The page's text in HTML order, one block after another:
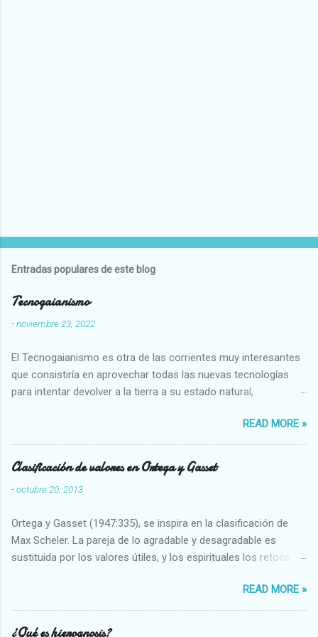
Entradas populares de este blog
Tecnogaianismo
-noviembre 23, 2022
El Tecnogaianismo es otra de las corrientes muy interesantes
que consistiría en aprovechar todas las nuevas tecnologías
para intentar devolver a la tierra a su estado natural,
READ MORE »
Clasificación de valores en Ortega y Gasset
-octubre 20, 2013
Ortega y Gasset (1947:335), se inspira en la clasificación de
Max Scheler. La pareja de lo agradable y desagradable es
sustituida por los valores útiles, y los espirituales los retoca.
Abundante-Escaso,etc 2 VITALES Sano-Enfermo Selecto-
Vulgar Enérgico-Inerte Fuerte-Débil,etc. 3 ESPIRITUALES a)
Intelectuales Conocimiento-Error Exacto-Aproximado
READ MORE »
¿Qué es hierognosis?